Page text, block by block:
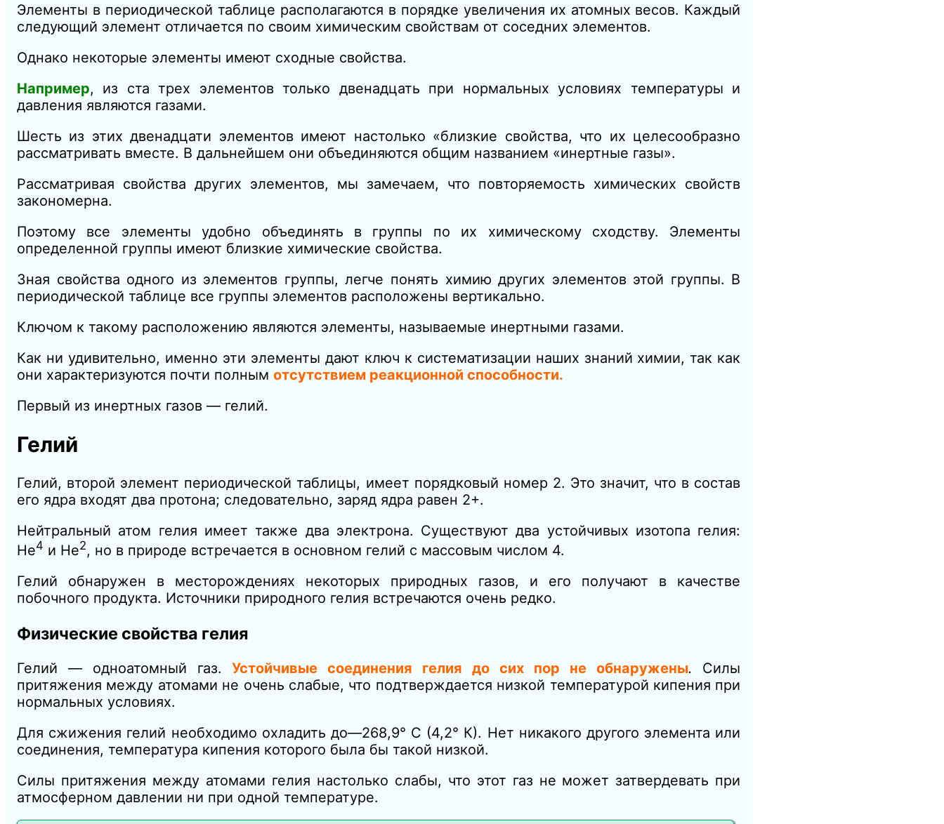
Элементы в периодической таблице располагаются в порядке увеличения их атомных весов. Каждый
следующий элемент отличается по своим химическим свойствам от соседних элементов.
Однако некоторые элементы имеют сходные свойства.
Например, из ста трех элементов только двенадцать при нормальных условиях температуры и
давления являются газами.
Шесть из этих двенадцати элементов имеют настолько «близкие свойства, что их целесообразно
рассматривать вместе. В дальнейшем они объединяются общим названием «инертные газы».
Рассматривая свойства других элементов, мы замечаем, что повторяемость химических свойств
закономерна.
Поэтому все элементы удобно объединять в группы по их химическому сходству. Элементы
определенной группы имеют близкие химические свойства.
Зная свойства одного из элементов группы, легче понять химию других элементов этой группы. В
периодической таблице все группы элементов расположены вертикально.
Ключом к такому расположению являются элементы, называемые инертными газами.
Как ни удивительно, именно эти элементы дают ключ к систематизации наших знаний химии, так как
они характеризуются почти полным отсутствием реакционной способности.
Первый из инертных газов — гелий.
Гелий
Гелий, второй элемент периодической таблицы, имеет порядковый номер 2. Это значит, что в состав
его ядра входят два протона; следовательно, заряд ядра равен 2+.
Нейтральный атом гелия имеет также два электрона. Существуют два устойчивых изотопа гелия:
Не4 и Не2, но в природе встречается в основном гелий с массовым числом 4.
Гелий обнаружен в месторождениях некоторых природных газов, и его получают в качестве
побочного продукта. Источники природного гелия встречаются очень редко.
Физические свойства гелия
Гелий — одноатомный газ.Устойчивые соединения гелия до сих пор не обнаружены. Силы
притяжения между атомами не очень слабые, что подтверждается низкой температурой кипения при
нормальных условиях.
Для сжижения гелий необходимо охладить до—268,9° С (4,2° К). Нет никакого другого элемента или
соединения, температура кипения которого была бы такой низкой.
Силы притяжения между атомами гелия настолько слабы, что этот газ не может затвердевать при
атмосферном давлении ни при одной температуре.